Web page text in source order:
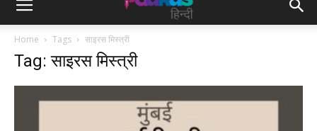
Home Tags साइरस मिस्त्री
Tag: साइरस मिस्त्री